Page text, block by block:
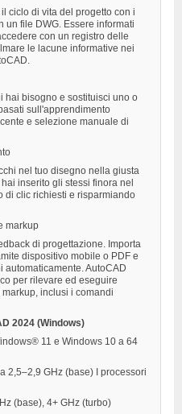
ciclo di vita del progetto con i
un file DWG. Essere informati
con un registro delle
le lacune informative nei
hai bisogno e sostituisci uno o
sull'apprendimento
e selezione manuale di
nel tuo disegno nella giusta
inserito gli stessi finora nel
di clic richiesti e risparmiando
markup
di progettazione. Importa
dispositivo mobile o PDF e
AutoCAD
per rilevare ed eseguire
inclusi i comandi
2024 (Windows)
11 e Windows 10 a 64
2,5–2,9 GHz (base) I processori
(base), 4+ GHz (turbo)